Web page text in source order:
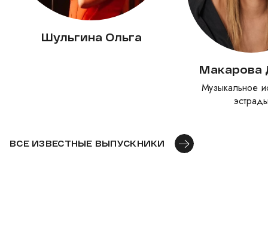
Шульгина Ольга
Макарова
Музыкальное
ВСЕ ИЗВЕСТНЫЕ ВЫПУСКНИКИ